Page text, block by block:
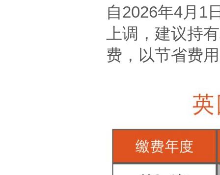
自2026年4月1
上调，建议持
费，以节省费